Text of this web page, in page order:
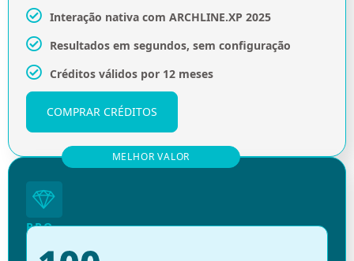
Interação nativa com ARCHLINE.XP 2025
Resultados em segundos, sem configuração
Créditos válidos por 12 meses
COMPRAR CRÉDITOS
MELHOR VALOR
PRO